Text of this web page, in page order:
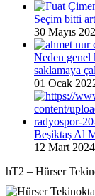
Seçim bitti
30 Mayıs
Neden genel
saklamaya
01 Ocak
Beşiktaş Al
12 Mart 2024
hT2 – Hürser